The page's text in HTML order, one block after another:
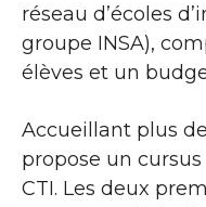
réseau d’écoles
groupe INSA),
élèves et un
Accueillant plus
propose un
CTI. Les deux